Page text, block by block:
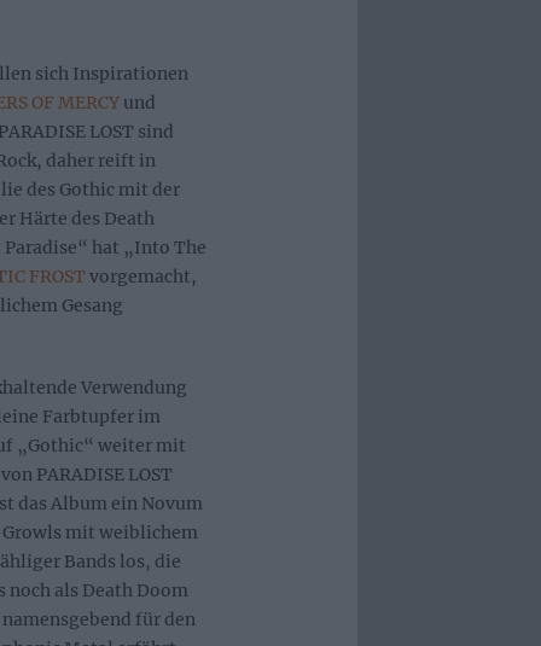
sich Inspirationen
OF MERCY und
LOST sind
daher reift in
des Gothic mit der
Härte des Death
hat „Into The
FROST vorgemacht,
Gesang
Verwendung
Farbtupfer im
„Gothic“ weiter mit
PARADISE LOST
das Album ein Novum
mit weiblichem
Bands los, die
noch als Death Doom
für den